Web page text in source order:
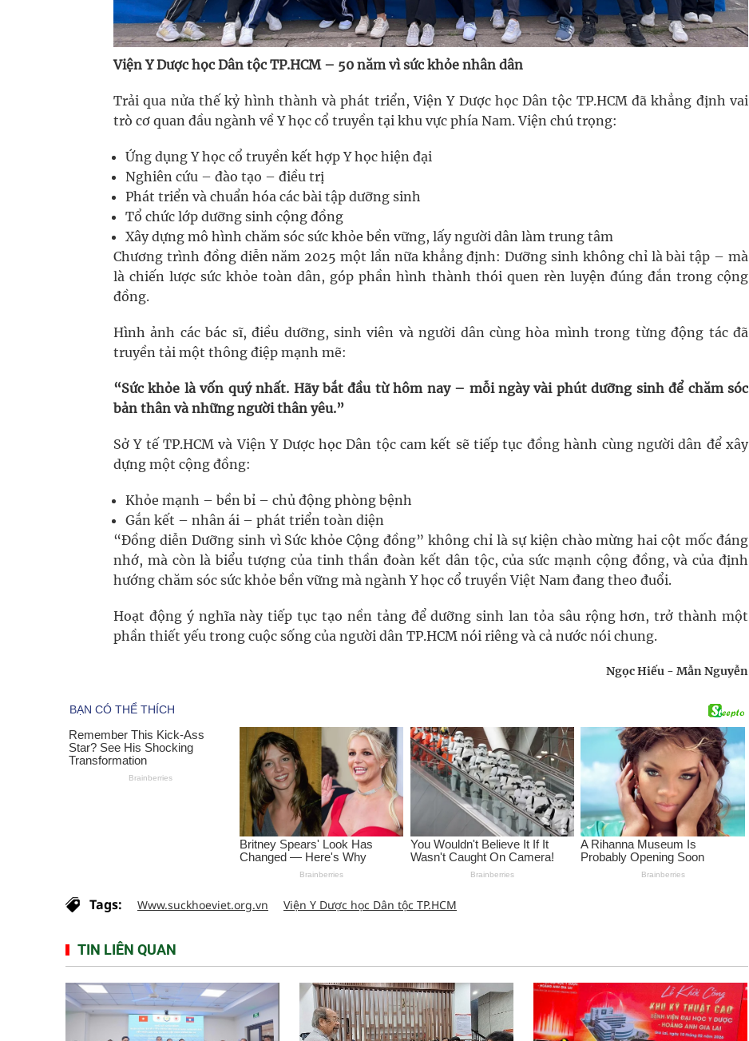
Viện Y Dược học Dân tộc TP.HCM – 50 năm vì sức khỏe nhân dân
Trải qua nửa thế kỷ hình thành và phát triển, Viện Y Dược học Dân tộc TP.HCM đã khẳng định vai
trò cơ quan đầu ngành về Y học cổ truyền tại khu vực phía Nam. Viện chú trọng:
Ứng dụng Y học cổ truyền kết hợp Y học hiện đại
Nghiên cứu – đào tạo – điều trị
Phát triển và chuẩn hóa các bài tập dưỡng sinh
Tổ chức lớp dưỡng sinh cộng đồng
Xây dựng mô hình chăm sóc sức khỏe bền vững, lấy người dân làm trung tâm
Chương trình đồng diễn năm 2025 một lần nữa khẳng định: Dưỡng sinh không chỉ là bài tập – mà
là chiến lược sức khỏe toàn dân, góp phần hình thành thói quen rèn luyện đúng đắn trong cộng
đồng.
Hình ảnh các bác sĩ, điều dưỡng, sinh viên và người dân cùng hòa mình trong từng động tác đã
truyền tải một thông điệp mạnh mẽ:
“Sức khỏe là vốn quý nhất. Hãy bắt đầu từ hôm nay – mỗi ngày vài phút dưỡng sinh để chăm sóc
bản thân và những người thân yêu.”
Sở Y tế TP.HCM và Viện Y Dược học Dân tộc cam kết sẽ tiếp tục đồng hành cùng người dân để xây
dựng một cộng đồng:
Khỏe mạnh – bền bỉ – chủ động phòng bệnh
Gắn kết – nhân ái – phát triển toàn diện
“Đồng diễn Dưỡng sinh vì Sức khỏe Cộng đồng” không chỉ là sự kiện chào mừng hai cột mốc đáng
nhớ, mà còn là biểu tượng của tinh thần đoàn kết dân tộc, của sức mạnh cộng đồng, và của định
hướng chăm sóc sức khỏe bền vững mà ngành Y học cổ truyền Việt Nam đang theo đuổi.
Hoạt động ý nghĩa này tiếp tục tạo nền tảng để dưỡng sinh lan tỏa sâu rộng hơn, trở thành một
phần thiết yếu trong cuộc sống của người dân TP.HCM nói riêng và cả nước nói chung.
Ngọc Hiếu - Mẫn Nguyễn
Tags: Www.suckhoeviet.org.vn Viện Y Dược học Dân tộc TP.HCM
TIN LIÊN QUAN